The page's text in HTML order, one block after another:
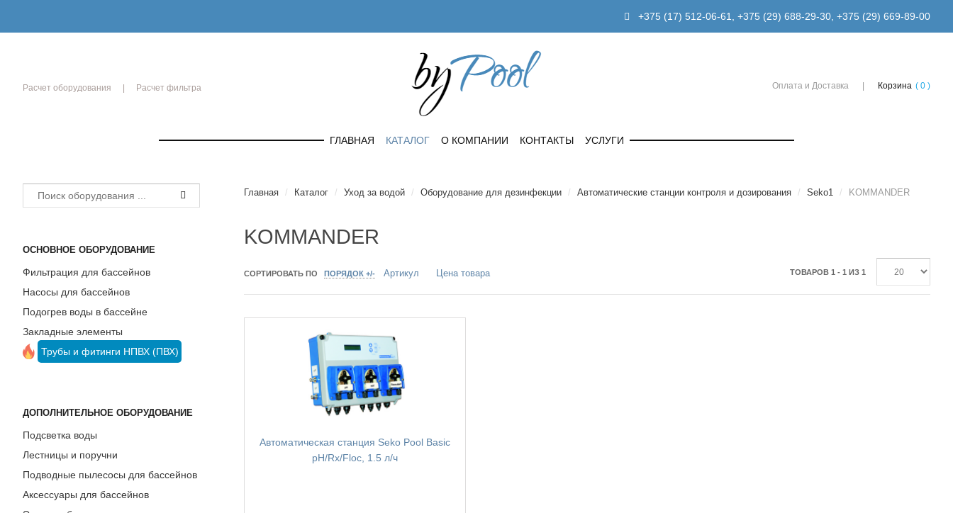
+375 (17) 512-06-61 +375 (29) 688-29-30 +375 (29) 669-89-00
Расчет оборудования Расчет фильтра Оплата и Доставка Корзина ( 0 )
ГЛАВНАЯ КАТАЛОГ О КОМПАНИИ КОНТАКТЫ УСЛУГИ
Главная / Каталог / Уход за водой / Оборудование для дезинфекции / Автоматические станции контроля и дозирования / Seko1 / KOMMANDER
KOMMANDER
СОРТИРОВАТЬ ПО ПОРЯДОК +/- Артикул Цена товара ТОВАРОВ 1 - 1 ИЗ 1
Автоматическая станция Seko Pool Basic
pH/Rx/Floc, 1.5 л/ч
ОСНОВНОЕ ОБОРУДОВАНИЕ
Фильтрация для бассейнов
Насосы для бассейнов
Подогрев воды в бассейне
Закладные элементы
Трубы и фитинги НПВХ (ПВХ)
ДОПОЛНИТЕЛЬНОЕ ОБОРУДОВАНИЕ
Подсветка воды
Лестницы и поручни
Подводные пылесосы для бассейнов
Аксессуары для бассейнов